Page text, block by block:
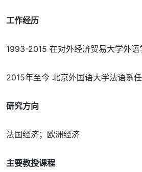
工作经历
1993-2015 在对外经济贸易大学外语
2015年至今 北京外国语大学法语系
研究方向
法国经济；欧洲经济
主要教授课程